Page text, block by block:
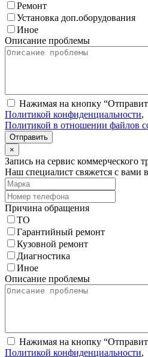
Ремонт
Установка доп.оборудования
Иное
Описание проблемы
Нажимая на кнопку
Политикой конфиденциальности,
Политикой в отношении файлов
Отправить
×
Запись на сервис коммерческого
Наш специалист свяжется с вами
Причина обращения
ТО
Гарантийный ремонт
Кузовной ремонт
Диагностика
Иное
Описание проблемы
Нажимая на кнопку
Политикой конфиденциальности,